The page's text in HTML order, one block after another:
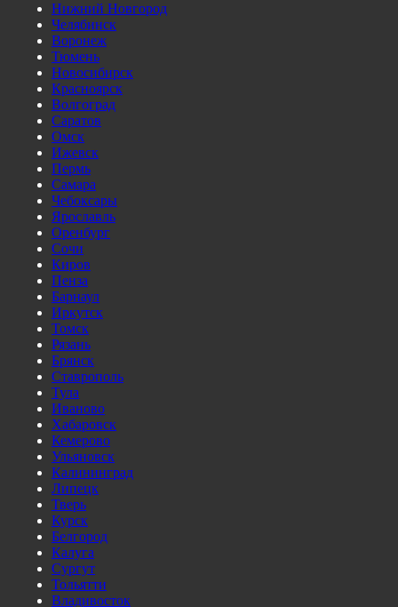
Нижний Новгород
Челябинск
Воронеж
Тюмень
Новосибирск
Красноярск
Волгоград
Саратов
Омск
Ижевск
Пермь
Самара
Чебоксары
Ярославль
Оренбург
Сочи
Киров
Пенза
Барнаул
Иркутск
Томск
Рязань
Брянск
Ставрополь
Тула
Иваново
Хабаровск
Кемерово
Ульяновск
Калининград
Липецк
Тверь
Курск
Белгород
Калуга
Сургут
Тольятти
Владивосток